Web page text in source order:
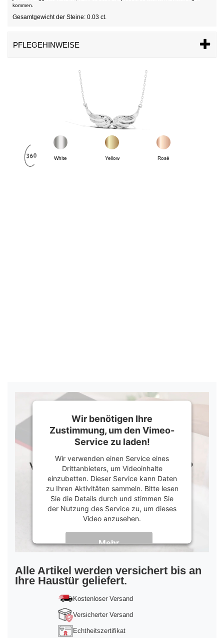
kommen.
Gesamtgewicht der Steine: 0.03 ct.
PFLEGEHINWEISE
White Rosé
Yellow
Wir benötigen Ihre
Zustimmung, um den Vimeo-
Service zu laden!
Wir verwenden einen Service eines
Drittanbieters, um Videoinhalte
einzubetten. Dieser Service kann Daten
zu Ihren Aktivitäten sammeln. Bitte lesen
Sie die Details durch und stimmen Sie
der Nutzung des Service zu, um dieses
Video anzusehen.
Mehr
Informationen
Akzeptieren
powered byUsercentrics Consent
Management Platform&Trusted Shops
Alle Artikel werden versichert bis an
Ihre Haustür geliefert.
Kostenloser Versand
Versicherter Versand
Echtheitszertifikat